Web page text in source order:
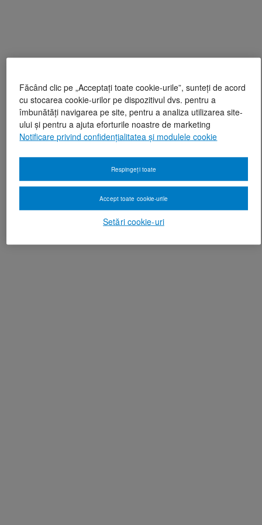
Făcând clic pe „Acceptați toate cookie-urile”, sunteți de acord
cu stocarea cookie-urilor pe dispozitivul dvs. pentru a
îmbunătăți navigarea pe site, pentru a analiza utilizarea site-
ului și pentru a ajuta eforturile noastre de marketing
Notificare privind confidențialitatea și modulele cookie
Setări cookie-uri
Respingeți toate
Accept toate cookie-urile